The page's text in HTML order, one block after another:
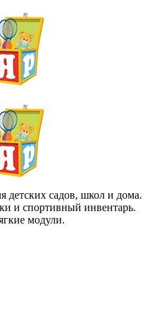
детских садов, школ и дома.
и спортивный инвентарь.
модули.